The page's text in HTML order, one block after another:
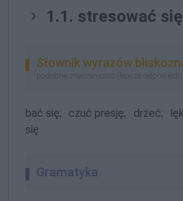
1.1. stresować się
Słownik wyrazów
podobne znaczeniowo (lepsze
bać się; czuć presję; drżeć;
się
Gramatyka